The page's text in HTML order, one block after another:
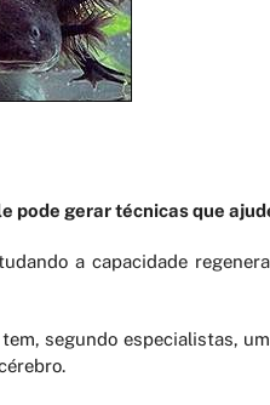
gerar técnicas que
a capacidade
segundo especialistas,